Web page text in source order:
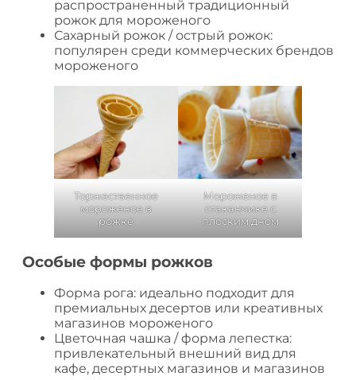
распространенный традиционный
рожок для мороженого
Сахарный рожок / острый рожок:
популярен среди коммерческих брендов
мороженого
Торжественное
мороженое в
рожке
Мороженое в
стаканчике с
плоским дном
Особые формы рожков
Форма рога: идеально подходит для
премиальных десертов или креативных
магазинов мороженого
Цветочная чашка / форма лепестка:
привлекательный внешний вид для
кафе, десертных магазинов и магазинов